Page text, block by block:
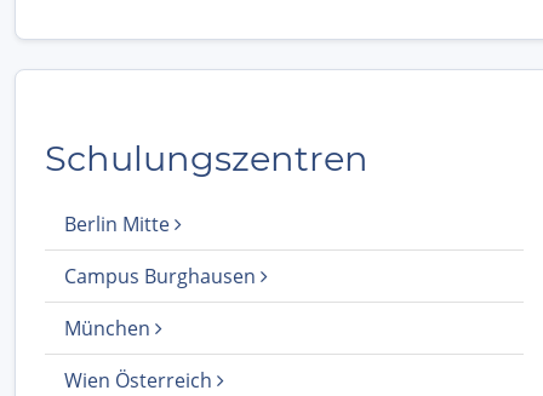
Schulungszentren
Berlin Mitte
Campus Burghausen
München
Wien Österreich